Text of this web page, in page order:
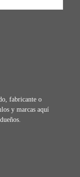
fabricante o
y marcas aquí